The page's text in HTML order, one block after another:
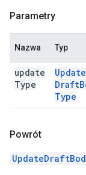
Parametry
Nazwa Typ
update
Type
Update
Draft
Type
Powrót